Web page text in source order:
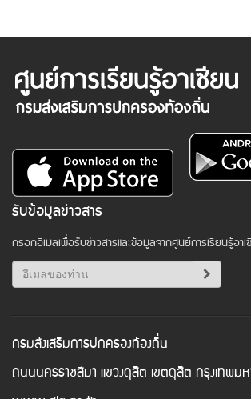
รับข้อมูลข่าวสาร
กรอกอีเมลเพื่อรับข่าวสารและข้อมูลจากศูนย์การเรียนรู้อา
กรมส่งเสริมการปกครองท้องถิ่น
ถนนนครราชสีมา แขวงดุสิต เขตดุสิต กรุงเทพม